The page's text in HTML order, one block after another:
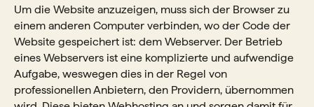
Um die Website anzuzeigen, muss sich der Browser zu
einem anderen Computer verbinden, wo der Code der
Website gespeichert ist: dem Webserver. Der Betrieb
eines Webservers ist eine komplizierte und aufwendige
Aufgabe, weswegen dies in der Regel von
professionellen Anbietern, den Providern, übernommen